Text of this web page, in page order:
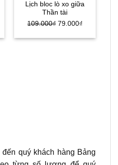
Lịch bloc lò xo giữa
Thần tài
109.000₫ Giá
79.000₫
quý khách hàng Bảng